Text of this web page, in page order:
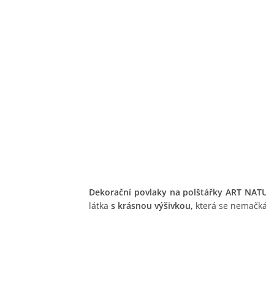
Dekorační povlaky na polštářky ART
látkas krásnou výšivkou, která se